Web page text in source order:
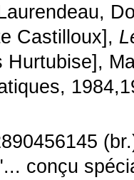
Castilloux],
Hurtubise],
conçu